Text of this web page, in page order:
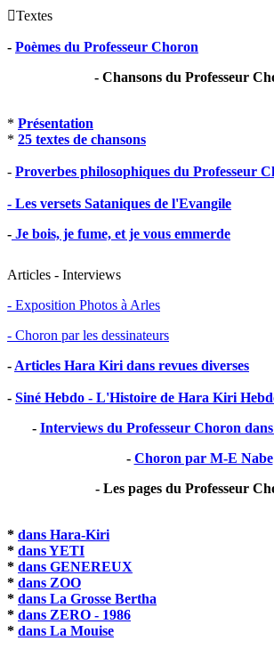
Textes
- Poèmes du Professeur Choron
- Chansons du Professeur
* Présentation
* 25 textes de chansons
- Proverbes philosophiques du Professeur
- Les versets Sataniques de l'Evangile
- Je bois, je fume, et je vous emmerde
Articles - Interviews
- Exposition Photos à Arles
- Choron par les dessinateurs
- Articles Hara Kiri dans revues diverses
- Siné Hebdo - L'Histoire de Hara Kiri
- Interviews du Professeur Choron dans
- Choron par M-E Nabe
- Les pages du Professeur
* dans Hara-Kiri
* dans YETI
* dans GENEREUX
* dans ZOO
* dans La Grosse Bertha
* dans ZERO - 1986
* dans La Mouise